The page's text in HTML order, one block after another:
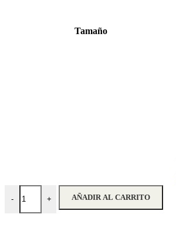
Tamaño
-
No Limit - Decant - Jo Milano Paris cantidad
+ AÑADIR AL CARRITO